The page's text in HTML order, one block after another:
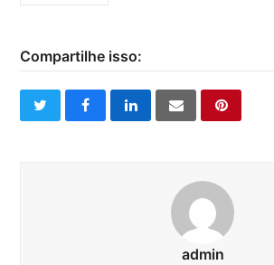
Compartilhe isso:
twitterfacebooklinkedinemail pinterest
admin